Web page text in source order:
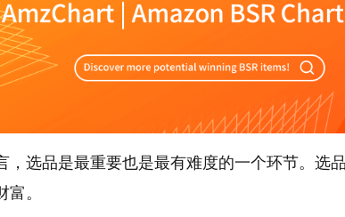
，选品是最重要也是最有难度的一个环节。选
。